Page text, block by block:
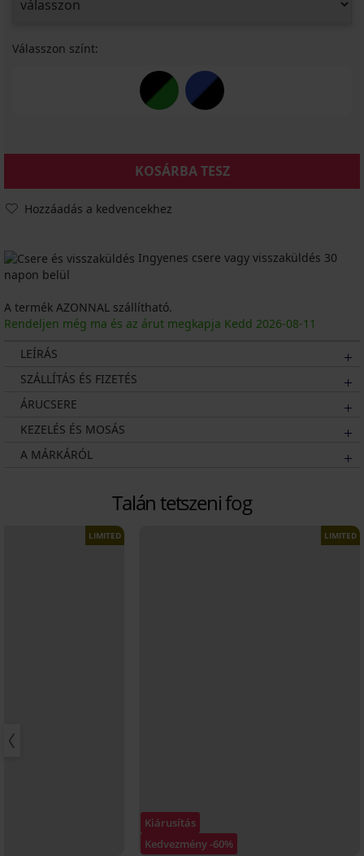
Válasszon színt:
KOSÁRBA TESZ
Hozzáadás a kedvencekhez
Ingyenes csere vagy visszaküldés 30
napon belül
A termék AZONNAL szállítható.
Rendeljen még ma és az árut megkapja Kedd 2026-08-11
LEÍRÁS
SZÁLLÍTÁS ÉS FIZETÉS
ÁRUCSERE
KEZELÉS ÉS MOSÁS
A MÁRKÁRÓL
Talán tetszeni fog
LIMITED
Kiárusítás
Kedvezmény -60%
LIMITED